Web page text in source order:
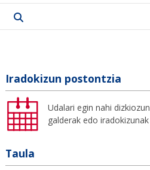
Iradokizun postontzia
Udalari egin nahi dizkiozun
galderak edo iradokizunak
Taula